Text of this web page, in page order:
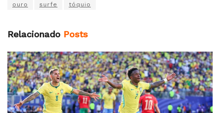
ouro surfe tóquio
Relacionado Posts